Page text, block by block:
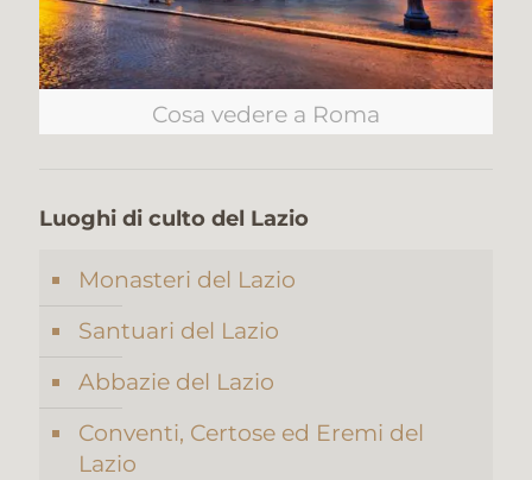
Cosa vedere a Roma
Luoghi di culto del Lazio
Monasteri del Lazio
Santuari del Lazio
Abbazie del Lazio
Conventi, Certose ed Eremi del
Lazio